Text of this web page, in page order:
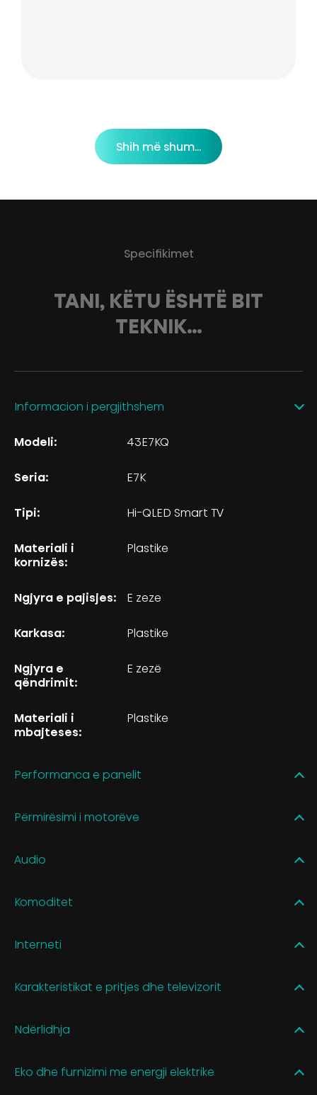
Shih më shum...
Specifikimet
TANI, KËTU ËSHTË BIT
TEKNIK…
Informacion i pergjithshem
Modeli: 43E7KQ
Seria: E7K
Tipi: Hi-QLED Smart TV
Materiali i
kornizës:
Plastike
Ngjyra e pajisjes: E zeze
Karkasa: Plastike
Ngjyra e
qëndrimit:
E zezë
Materiali i
mbajteses:
Plastike
Performanca e panelit
Përmirësimi i motorëve
Audio
Komoditet
Interneti
Karakteristikat e pritjes dhe televizorit
Ndërlidhja
Eko dhe furnizimi me energji elektrike